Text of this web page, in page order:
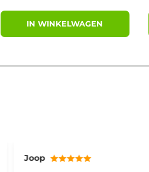
IN WINKELWAGEN
Joop